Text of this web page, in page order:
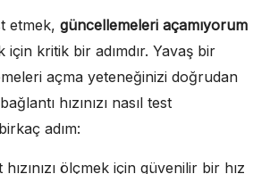
etmek, güncellemeleri açamıyorum
kritik bir adımdır. Yavaş bir
açma yeteneğinizi doğrudan
hızınızı nasıl test
adım:
ölçmek için güvenilir bir hız